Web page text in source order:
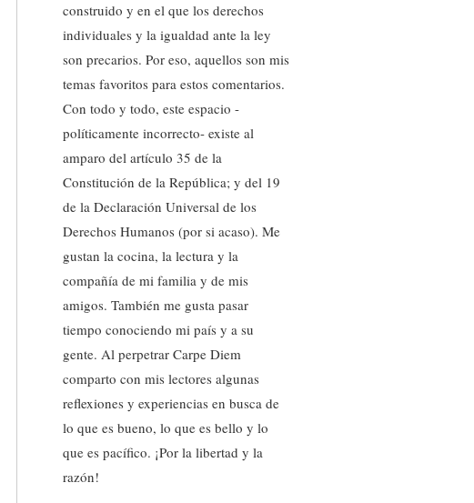
construido y en el que los derechos
individuales y la igualdad ante la ley
son precarios. Por eso, aquellos son mis
temas favoritos para estos comentarios.
Con todo y todo, este espacio -
políticamente incorrecto- existe al
amparo del artículo 35 de la
Constitución de la República; y del 19
de la Declaración Universal de los
Derechos Humanos (por si acaso). Me
gustan la cocina, la lectura y la
compañía de mi familia y de mis
amigos. También me gusta pasar
tiempo conociendo mi país y a su
gente. Al perpetrar Carpe Diem
comparto con mis lectores algunas
reflexiones y experiencias en busca de
lo que es bueno, lo que es bello y lo
que es pacífico. ¡Por la libertad y la
razón!